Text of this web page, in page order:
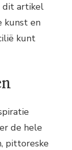
dit artikel
kunst en
kunt
de hele
pittoreske